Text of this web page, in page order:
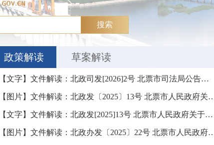
搜索
政策解读 草案解读
【文字】文件解读：北政司发[2026]2号 北票市司法局公告（第一号）
【图片】文件解读：北政发〔2025〕13号 北票市人民政府关于印发北票市2025年设施农业建设支持政策的通知
【文字】文件解读：北政发[2025]13号 北票市人民政府关于印发北票市2025年设施农业建设支持政策的通知
【图片】文件解读：北政办发〔2025〕22号 北票市人民政府办公室关于印发《北票市消防工作职责分工》的通知